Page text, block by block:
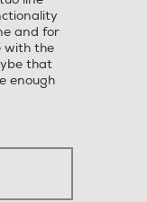
regolazione vap
and for
with the
that
enough